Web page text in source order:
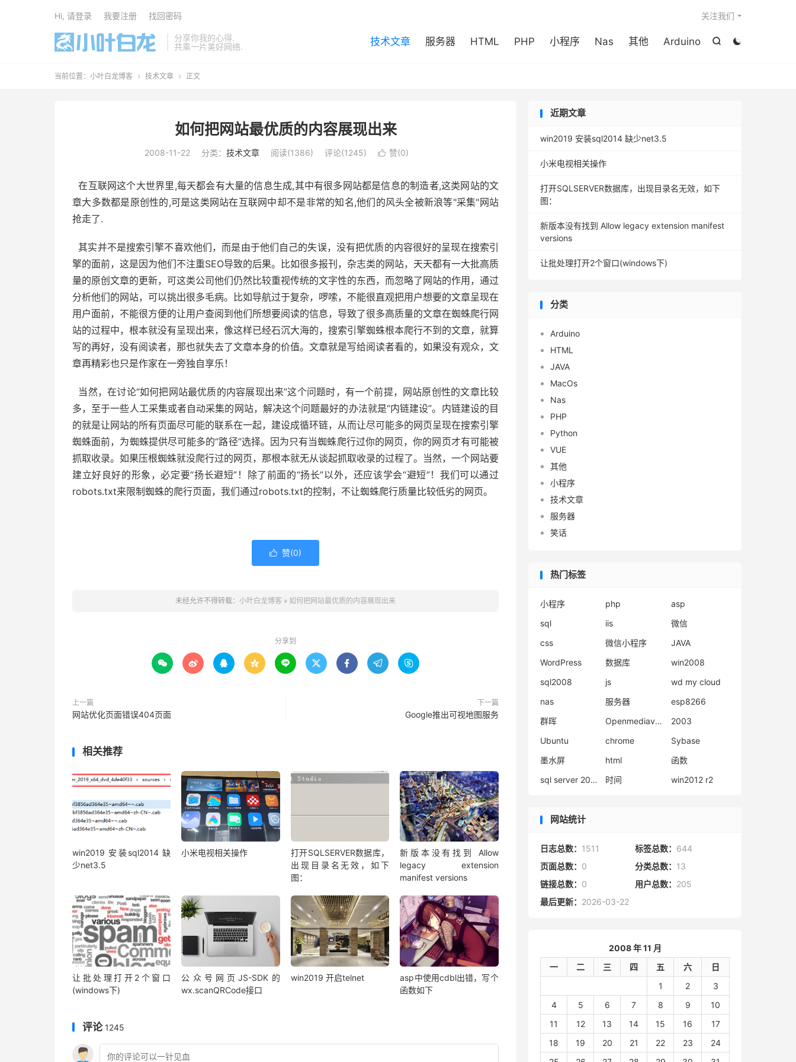
分享你我的心得.
共乘一片美好网络.


技术文章 服务器 HTML PHP 小程序 Nas 其他 Arduino
关注我们
Hi, 请登录 我要注册 找回密码
当前位置： 小叶白龙博客  技术文章  正文
如何把网站最优质的内容展现出来
2008-11-22 分类： 技术文章 阅读(1386) 评论(1245)  赞(0)
在互联网这个大世界里,每天都会有大量的信息生成,其中有很多网站都是信息的制造者,这类网站的文
章大多数都是原创性的,可是这类网站在互联网中却不是非常的知名,他们的风头全被新浪等"采集"网站
抢走了.
其实并不是搜索引擎不喜欢他们，而是由于他们自己的失误，没有把优质的内容很好的呈现在搜索引
擎的面前，这是因为他们不注重SEO导致的后果。比如很多报刊，杂志类的网站，天天都有一大批高质
量的原创文章的更新，可这类公司他们仍然比较重视传统的文字性的东西，而忽略了网站的作用，通过
分析他们的网站，可以挑出很多毛病。比如导航过于复杂，啰嗦，不能很直观把用户想要的文章呈现在
用户面前，不能很方便的让用户查阅到他们所想要阅读的信息，导致了很多高质量的文章在蜘蛛爬行网
站的过程中，根本就没有呈现出来，像这样已经石沉大海的，搜索引擎蜘蛛根本爬行不到的文章，就算
写的再好，没有阅读者，那也就失去了文章本身的价值。文章就是写给阅读者看的，如果没有观众，文
章再精彩也只是作家在一旁独自享乐！
当然，在讨论“如何把网站最优质的内容展现出来”这个问题时，有一个前提，网站原创性的文章比较
多，至于一些人工采集或者自动采集的网站，解决这个问题最好的办法就是“内链建设”。内链建设的目
的就是让网站的所有页面尽可能的联系在一起，建设成循环链，从而让尽可能多的网页呈现在搜索引擎
蜘蛛面前，为蜘蛛提供尽可能多的“路径”选择。因为只有当蜘蛛爬行过你的网页，你的网页才有可能被
抓取收录。如果压根蜘蛛就没爬行过的网页，那根本就无从谈起抓取收录的过程了。当然，一个网站要
建立好良好的形象，必定要“扬长避短”！除了前面的“扬长”以外，还应该学会“避短”！我们可以通过
robots.txt来限制蜘蛛的爬行页面，我们通过robots.txt的控制，不让蜘蛛爬行质量比较低劣的网页。
 赞(0)
未经允许不得转载： 小叶白龙博客 » 如何把网站最优质的内容展现出来
分享到
        
上一篇
网站优化页面错误404页面
下一篇
Google推出可视地图服务
相关推荐
win2019 安装sql2014 缺
少net3.5
小米电视相关操作
打开SQLSERVER数据库，
出现目录名无效，如下
图：
新版本没有找到 Allow
legacy extension
manifest versions
让批处理打开2个窗口
(windows下)
公众号网页JS-SDK的
wx.scanQRCode接口
win2019 开启telnet
asp中使用cdbl出错，写个
函数如下
评论 1245
近期文章
win2019 安装sql2014 缺少net3.5
小米电视相关操作
打开SQLSERVER数据库，出现目录名无效，如下
图：
新版本没有找到 Allow legacy extension manifest
versions
让批处理打开2个窗口(windows下)
分类
Arduino
HTML
JAVA
MacOs
Nas
PHP
Python
VUE
其他
小程序
技术文章
服务器
笑话
热门标签
小程序 php
asp
sql
iis
微信
css
微信小程序
JAVA
WordPress
数据库
win2008
sql2008
js
wd my cloud
nas
服务器
esp8266
群晖
Openmediavault
2003
Ubuntu
chrome
Sybase
墨水屏
html
函数
sql server 2008
时间 win2012 r2
网站统计
日志总数： 1511 标签总数： 644
页面总数： 0 分类总数： 13
链接总数： 0 用户总数： 205
最后更新： 2026-03-22
2008 年 11 月
一
二 三 四 五 六
日
1
2
3
4
5 6 7 8 9
10
11
12 13 14 15 16
17
18
19 20 21 22 23
24